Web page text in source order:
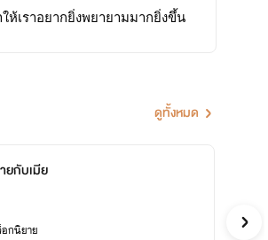
เราอยากยิ่งพยายามมากยิ่งขึ้น
ดูทั้งหมด
ยกับเมีย
กนิยาย